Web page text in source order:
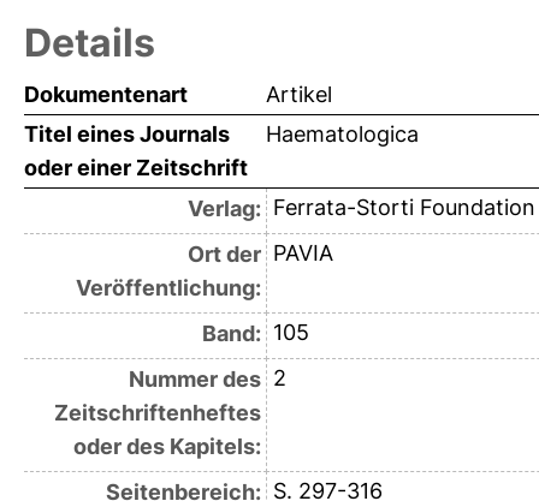
Details
Dokumentenart
Artikel
Titel eines Journals
oder einer Zeitschrift
Haematologica
Verlag: Ferrata-Storti Foundation
Ort der
Veröffentlichung:
PAVIA
Band: 105
Nummer des
Zeitschriftenheftes
oder des Kapitels:
2
Seitenbereich: S. 297-316